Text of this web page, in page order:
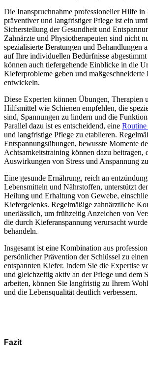
Die Inanspruchnahme professioneller Hilfe
präventiver und langfristiger Pflege ist ein
Sicherstellung der Gesundheit und
Zahnärzte und Physiotherapeuten sind nicht
spezialisierte Beratungen und Behandlungen
auf Ihre individuellen Bedürfnisse abgestimmt
können auch tiefergehende Einblicke in die
Kieferprobleme geben und maßgeschneiderte
entwickeln.
Diese Experten können Übungen, Therapien
Hilfsmittel wie Schienen empfehlen, die
sind, Spannungen zu lindern und die
Parallel dazu ist es entscheidend, eine
und langfristige Pflege zu etablieren.
Entspannungsübungen, bewusste Momente
Achtsamkeitstraining können dazu beitragen,
Auswirkungen von Stress und Anspannung
Eine gesunde Ernährung, reich an
Lebensmitteln und Nährstoffen, unterstützt
Heilung und Erhaltung von Gewebe,
Kiefergelenks. Regelmäßige zahnärztliche
unerlässlich, um frühzeitig Anzeichen von
die durch Kieferanspannung verursacht
behandeln.
Insgesamt ist eine Kombination aus
persönlicher Prävention der Schlüssel zu
entspannten Kiefer. Indem Sie die Expertise
und gleichzeitig aktiv an der Pflege und dem
arbeiten, können Sie langfristig zu Ihrem
und die Lebensqualität deutlich verbessern.
Fazit